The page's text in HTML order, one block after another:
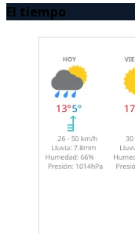
El tiempo